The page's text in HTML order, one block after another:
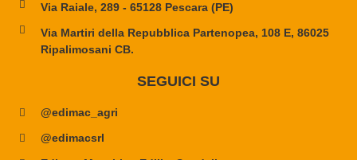
Via Raiale, 289 - 65128 Pescara (PE)
Via Martiri della Repubblica Partenopea, 108 E, 86025
Ripalimosani CB.
SEGUICI SU
@edimac_agri
@edimacsrl